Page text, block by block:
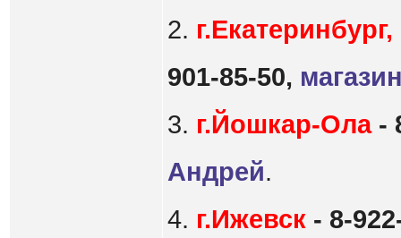
2. г.Екатеринбург,
901-85-50,
3. г.Йошкар-Ола-
Андрей.
4. г.Ижевск- 8-